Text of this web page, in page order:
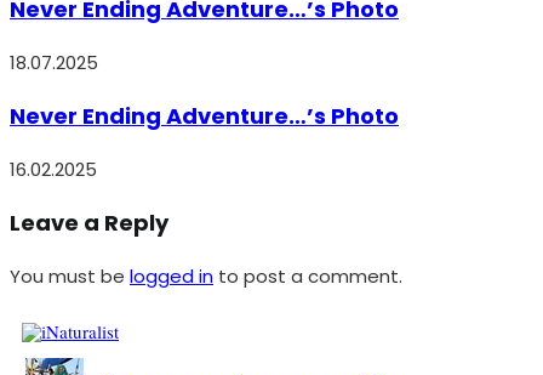
Never Ending Adventure…’s Photo
18.07.2025
Never Ending Adventure…’s Photo
16.02.2025
Leave a Reply
You must be logged in to post a comment.